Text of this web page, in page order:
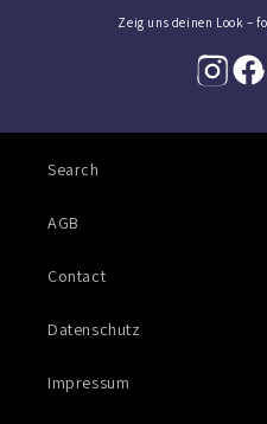
Zeig uns deinen Look –
Search
AGB
Contact
Datenschutz
Impressum